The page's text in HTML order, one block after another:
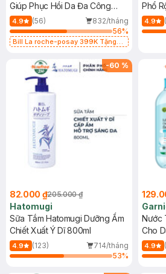
Giúp Phục Hồi Da Đa Công
Dụng 40ml
4.9 (56)
832/tháng
56%
Bill La roche-posay 399K Tặng
(SL có hạn)
Phổ
40ml
4.9
-60 %
82.000 ₫205.000 ₫
Hatomugi
Sữa Tắm Hatomugi Dưỡng Ẩm
Chiết Xuất Ý Dĩ 800ml
4.9 (123)
714/tháng
53%
Nước
Cho
(Mới)
4.9